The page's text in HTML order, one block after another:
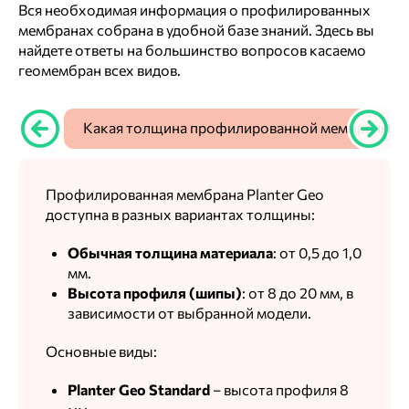
Вся необходимая информация о профилированных
мембранах собрана в удобной базе знаний. Здесь вы
найдете ответы на большинство вопросов касаемо
геомембран всех видов.
Какая толщина профилированной мембраны
Профилированная мембрана Planter Geo
доступна в разных вариантах толщины:
Обычная толщина материала: от 0,5 до 1,0
мм.
Высота профиля (шипы): от 8 до 20 мм, в
зависимости от выбранной модели.
Основные виды:
Planter Geo Standard– высота профиля 8